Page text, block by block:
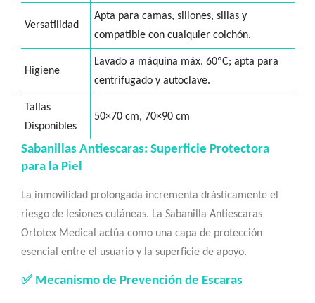
Versatilidad
Apta para camas, sillones, sillas y
compatible con cualquier colchón.
Higiene
Lavado a máquina máx. 60ºC; apta para
centrifugado y autoclave.
Tallas
Disponibles
50×70 cm, 70×90 cm
Sabanillas Antiescaras: Superficie Protectora
para la Piel
La inmovilidad prolongada incrementa drásticamente el
riesgo de lesiones cutáneas. La Sabanilla Antiescaras
Ortotex Medical actúa como una capa de protección
esencial entre el usuario y la superficie de apoyo.
✅ Mecanismo de Prevención de Escaras